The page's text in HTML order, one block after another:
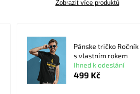
Zobrazit více produktů
Pánske tričko Ročník
s vlastním rokem
Ihned k odeslání
499 Kč